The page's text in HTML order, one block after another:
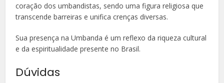
coração dos umbandistas, sendo uma figura religiosa que
transcende barreiras e unifica crenças diversas.
Sua presença na Umbanda é um reflexo da riqueza cultural
e da espiritualidade presente no Brasil.
Dúvidas